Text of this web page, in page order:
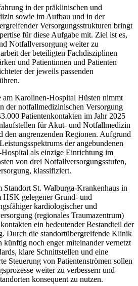
in der präklinischen und
sowie im Aufbau und in der
Versorgungsstrukturen bringt
für diese Aufgabe mit. Ziel ist es,
Notfallversorgung weiter zu
der beteiligten Fachdisziplinen
und Patientinnen und Patienten
der jeweils passenden
am Karolinen-Hospital Hüsten nimmt
der notfallmedizinischen Versorgung
Patientenkontakten im Jahr 2025
für Akut- und Notfallmedizin
den angrenzenden Regionen. Aufgrund
der angebundenen
als einzige Einrichtung im
von drei Notfallversorgungsstufen,
klassifiziert.
Standort St. Walburga-Krankenhaus in
HSK gelegener Grund- und
kardiologischer und
(regionales Traumazentrum)
ein bedeutender Bestandteil der
Durch die standortübergreifende Klinik
noch enger miteinander vernetzt
klare Schnittstellen und eine
Steuerung von Patientenströmen sollen
weiter zu verbessern und
konsequent zu nutzen.